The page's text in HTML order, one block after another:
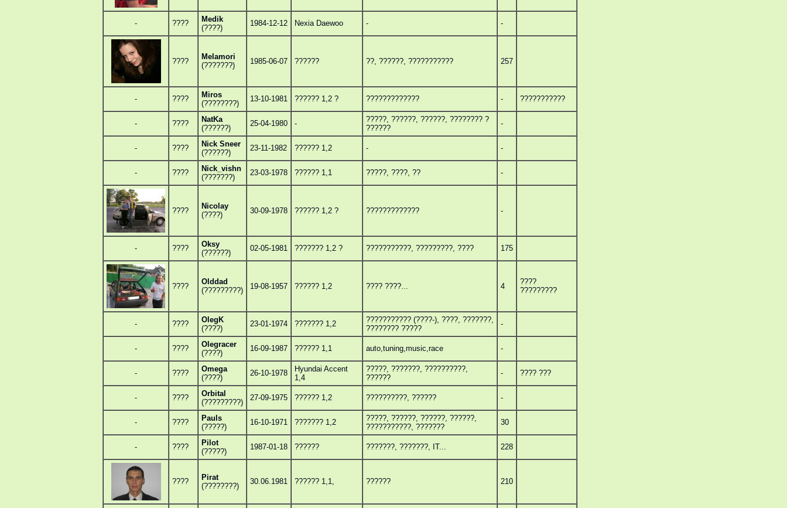
- ????
Medik
(????)
1984-12-12 Nexia Daewoo - -
????
Melamori
(???????)
1985-06-07 ?????? ??, ??????, ??????????? 257
- ????
Miros
(????????)
13-10-1981 ?????? 1,2 ? ????????????? - ???????????
- ????
NatKa
(??????)
25-04-1980 -
?????, ??????, ??????, ???????? ?
??????
-
- ????
Nick Sneer
(??????)
23-11-1982 ?????? 1,2 - -
- ????
Nick_vishn
(???????)
23-03-1978 ?????? 1,1 ?????, ????, ?? -
????
Nicolay
(????)
30-09-1978 ?????? 1,2 ? ????????????? -
- ????
Oksy
(??????)
02-05-1981 ??????? 1,2 ? ???????????, ?????????, ???? 175
????
Olddad
(?????????)
19-08-1957 ?????? 1,2 ???? ????... 4
????
?????????
- ????
OlegK
(????)
23-01-1974 ??????? 1,2
??????????? (????-), ????, ???????,
???????? ?????
-
- ????
Olegracer
(????)
16-09-1987 ?????? 1,1 auto,tuning,music,race -
- ????
Omega
(????)
26-10-1978
Hyundai Accent
1,4
?????, ???????, ??????????,
??????
- ???? ???
- ????
Orbital
(?????????)
27-09-1975 ?????? 1,2 ??????????, ?????? -
- ????
Pauls
(?????)
16-10-1971 ??????? 1,2
?????, ??????, ??????, ??????,
???????????, ???????
30
- ????
Pilot
(?????)
1987-01-18 ?????? ???????, ???????, IT... 228
????
Pirat
(????????)
30.06.1981 ?????? 1,1, ?????? 210